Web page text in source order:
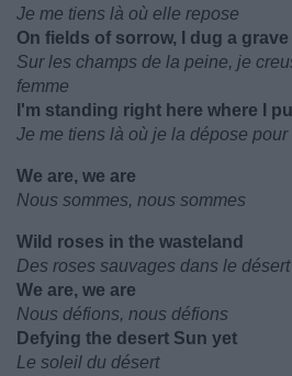
Je me tiens là où elle repose
On fields of sorrow, I dug a
Sur les champs de la peine, je
femme
I'm standing right here where I
Je me tiens là où je la dépose
We are, we are
Nous sommes, nous sommes
Wild roses in the wasteland
Des roses sauvages dans le désert
We are, we are
Nous défions, nous défions
Defying the desert Sun yet
Le soleil du désert